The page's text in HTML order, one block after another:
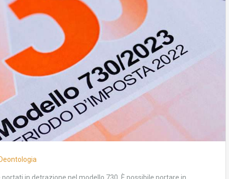
portati in detrazione nel modello 730. È possibile portare in